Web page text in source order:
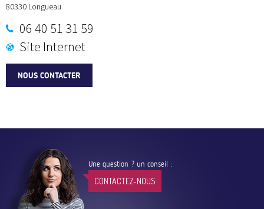
80330 Longueau
06 40 51 31 59
Site Internet
NOUS CONTACTER
Une question ? un conseil :
CONTACTEZ-NOUS